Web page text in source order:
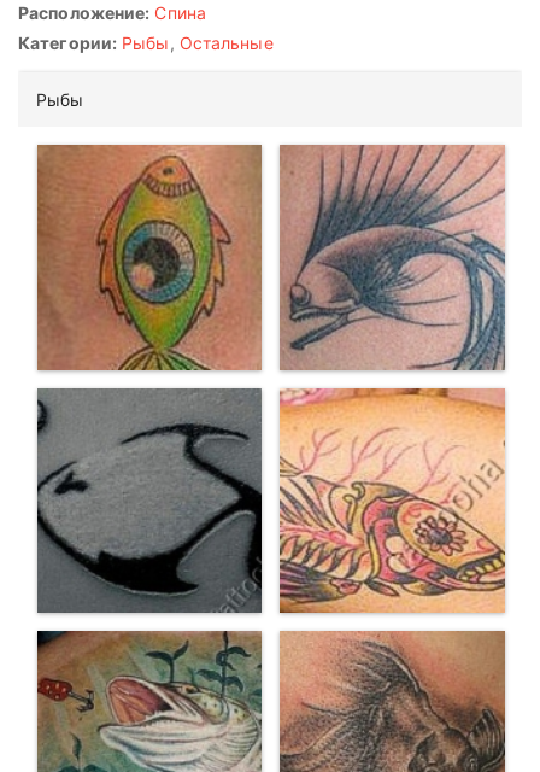
Расположение: Спина
Категории: Рыбы, Остальные
Рыбы